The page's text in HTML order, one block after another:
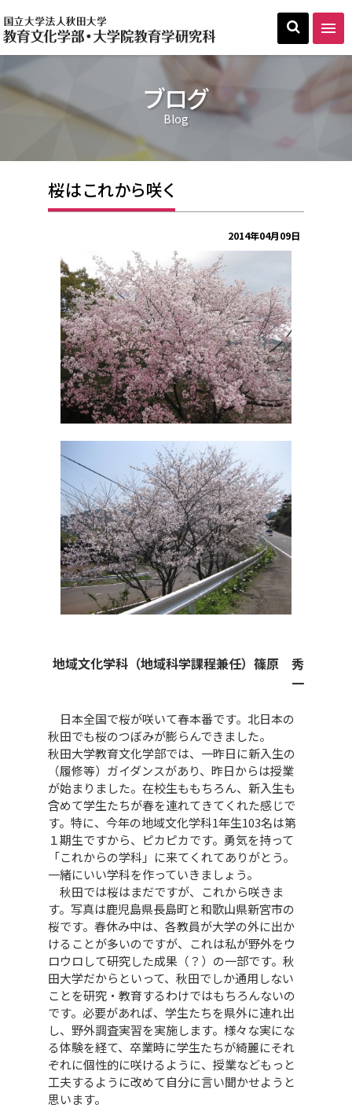
ブログ
Blog
桜はこれから咲く
2014年04月09日
地域文化学科（地域科学課程兼任）篠原 秀
一
日本全国で桜が咲いて春本番です。北日本の
秋田でも桜のつぼみが膨らんできました。
秋田大学教育文化学部では、一昨日に新入生の
（履修等）ガイダンスがあり、昨日からは授業
が始まりました。在校生ももちろん、新入生も
含めて学生たちが春を連れてきてくれた感じで
す。特に、今年の地域文化学科1年生103名は第
１期生ですから、ピカピカです。勇気を持って
「これからの学科」に来てくれてありがとう。
一緒にいい学科を作っていきましょう。
秋田では桜はまだですが、これから咲きま
す。写真は鹿児島県長島町と和歌山県新宮市の
桜です。春休み中は、各教員が大学の外に出か
けることが多いのですが、これは私が野外をウ
ロウロして研究した成果（？）の一部です。秋
田大学だからといって、秋田でしか通用しない
ことを研究・教育するわけではもちろんないの
です。必要があれば、学生たちを県外に連れ出
し、野外調査実習を実施します。様々な実にな
る体験を経て、卒業時に学生たちが綺麗にそれ
ぞれに個性的に咲けるように、授業などもっと
工夫するように改めて自分に言い聞かせようと
思います。